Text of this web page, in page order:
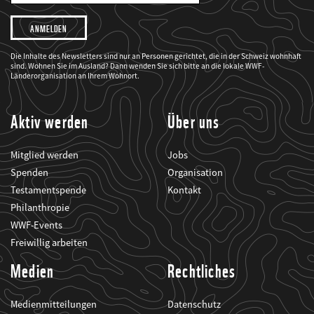
Adresse
Ich
möchte,
dass
der
WWF
mich
über
seine
Projekte
informiert.
Die Inhalte des Newsletters sind nur an Personen gerichtet, die in der Schweiz wohnhaft
sind. Wohnen Sie im Ausland? Dann wenden Sie sich bitte an die lokale WWF-
Länderorganisation an Ihrem Wohnort.
Aktiv werden
Mitglied werden
Spenden
Testamentspende
Philanthropie
WWF-Events
Freiwillig arbeiten
Über uns
Jobs
Organisation
Kontakt
Medien
Medienmitteilungen
Rechtliches
Datenschutz